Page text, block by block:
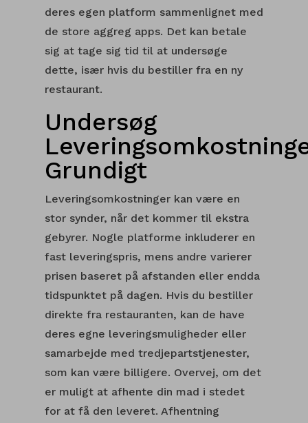
deres egen platform sammenlignet med
de store aggreg apps. Det kan betale
sig at tage sig tid til at undersøge
dette, især hvis du bestiller fra en ny
restaurant.
Undersøg
Grundigt
Leveringsomkostninger kan være en
stor synder, når det kommer til ekstra
gebyrer. Nogle platforme inkluderer en
fast leveringspris, mens andre varierer
prisen baseret på afstanden eller endda
tidspunktet på dagen. Hvis du bestiller
direkte fra restauranten, kan de have
deres egne leveringsmuligheder eller
samarbejde med tredjepartstjenester,
som kan være billigere. Overvej, om det
er muligt at afhente din mad i stedet
for at få den leveret. Afhentning